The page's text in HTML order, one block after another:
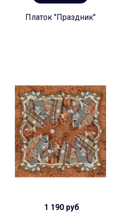
Платок "Праздник"
1 190 руб